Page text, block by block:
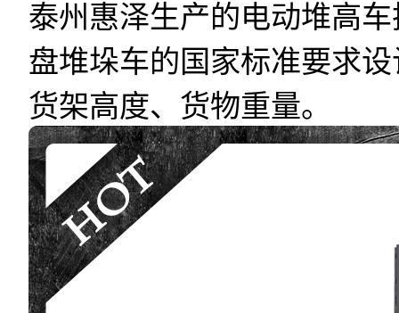
泰州惠泽生产的电动堆高
盘堆垛车的国家标准要求
货架高度、货物重量。